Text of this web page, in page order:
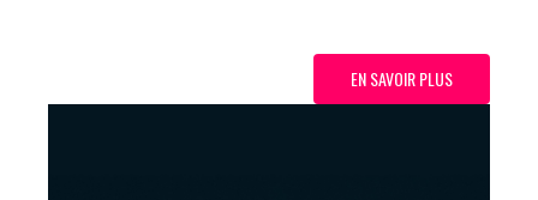
EN SAVOIR PLUS